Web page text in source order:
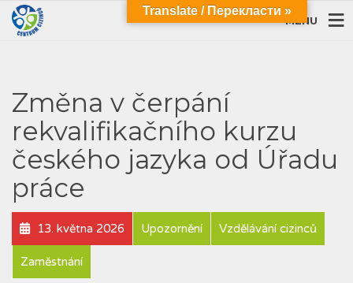
MENU
Změna v čerpání
rekvalifikačního kurzu
českého jazyka od Úřadu
práce
13. května 2026 Upozornění Vzdělávání cizinců
Zaměstnání
Translate / Перекласти »